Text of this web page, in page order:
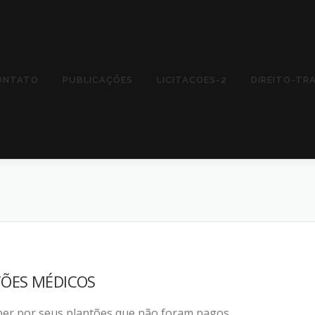
PUBLICAÇÕES LICITACOES-2 DIREITO-
MÉDICOS